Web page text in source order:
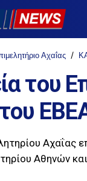
Αχαΐας
του
Αχαΐας
Αθηνών